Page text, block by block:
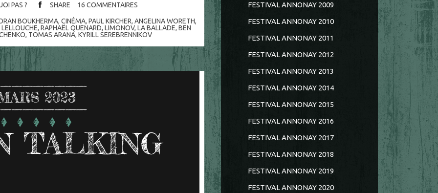
PAS ? SHARE 16 COMMENTAIRES
BOUKHERMA,CINÉMA,PAUL KIRCHER,ANGELINA WORETH,
LELLOUCHE,RAPHAËL QUENARD,LIMONOV,LA BALLADE,BEN
, TOMAS ARANA,KYRILL SEREBRENNIKOV
2023
TALKING
FESTIVAL ANNONAY 2009
FESTIVAL ANNONAY 2010
FESTIVAL ANNONAY 2011
FESTIVAL ANNONAY 2012
FESTIVAL ANNONAY 2013
FESTIVAL ANNONAY 2014
FESTIVAL ANNONAY 2015
FESTIVAL ANNONAY 2016
FESTIVAL ANNONAY 2017
FESTIVAL ANNONAY 2018
FESTIVAL ANNONAY 2019
FESTIVAL ANNONAY 2020